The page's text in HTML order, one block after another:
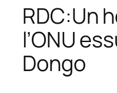
RDC:Un
l’ONU
Dongo